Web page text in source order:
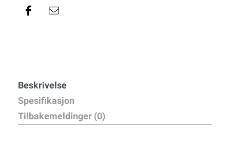
Beskrivelse
Spesifikasjon
Tilbakemeldinger (0)